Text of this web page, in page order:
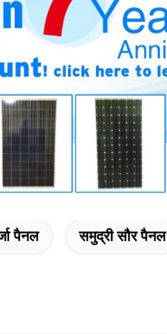
पैनल समुद्री सौर पैनल